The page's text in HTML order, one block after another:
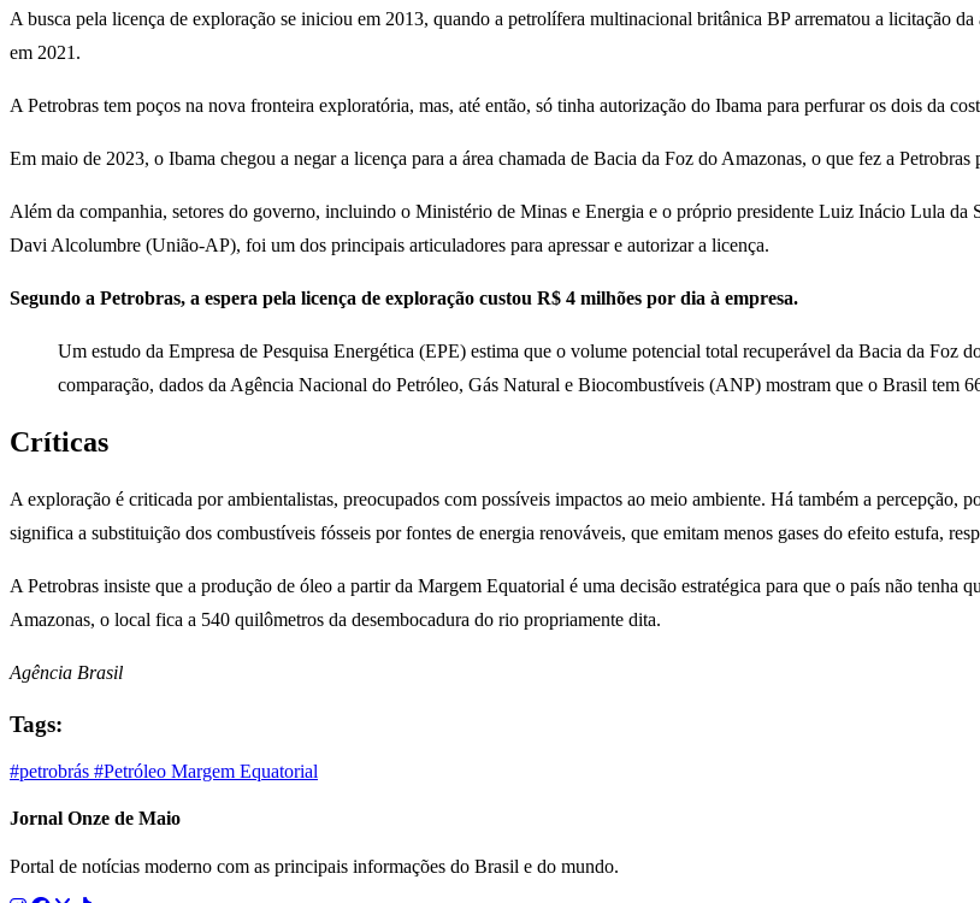
A busca pela licença de exploração se iniciou em 2013, quando a petrolífera multinacional britânica BP arrematou a licitação da
em 2021.
A Petrobras tem poços na nova fronteira exploratória, mas, até então, só tinha autorização do Ibama para perfurar os dois da
Em maio de 2023, o Ibama chegou a negar a licença para a área chamada de Bacia da Foz do Amazonas, o que fez a Petrobras
Além da companhia, setores do governo, incluindo o Ministério de Minas e Energia e o próprio presidente Luiz Inácio Lula da
Davi Alcolumbre (União-AP), foi um dos principais articuladores para apressar e autorizar a licença.
Segundo a Petrobras, a espera pela licença de exploração custou R$ 4 milhões por dia à empresa.
Um estudo da Empresa de Pesquisa Energética (EPE) estima que o volume potencial total recuperável da Bacia da Foz
comparação, dados da Agência Nacional do Petróleo, Gás Natural e Biocombustíveis (ANP) mostram que o Brasil tem
Críticas
A exploração é criticada por ambientalistas, preocupados com possíveis impactos ao meio ambiente. Há também a percepção,
significa a substituição dos combustíveis fósseis por fontes de energia renováveis, que emitam menos gases do efeito estufa,
A Petrobras insiste que a produção de óleo a partir da Margem Equatorial é uma decisão estratégica para que o país não tenha
Amazonas, o local fica a 540 quilômetros da desembocadura do rio propriamente dita.
Agência Brasil
Tags:
#petrobrás #Petróleo Margem Equatorial
Jornal Onze de Maio
Portal de notícias moderno com as principais informações do Brasil e do mundo.